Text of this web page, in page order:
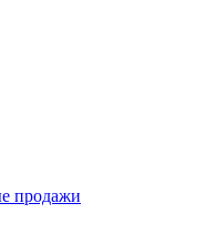
продажи